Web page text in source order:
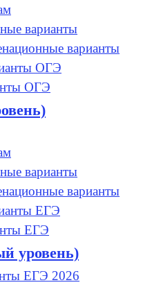
варианты
варианты
ОГЭ
ОГЭ
варианты
варианты
ЕГЭ
ЕГЭ
уровень)
ЕГЭ 2026